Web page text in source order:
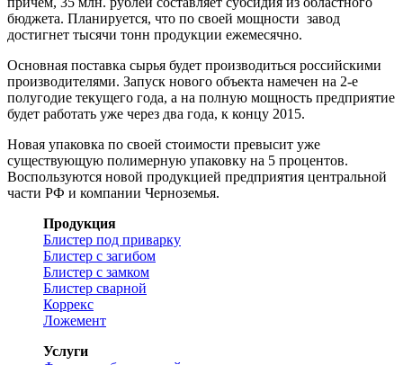
бюджета. Планируется, что по своей мощности завод
достигнет тысячи тонн продукции ежемесячно.
Основная поставка сырья будет производиться российскими
производителями. Запуск нового объекта намечен на 2-е
полугодие текущего года, а на полную мощность предприятие
будет работать уже через два года, к концу 2015.
Новая упаковка по своей стоимости превысит уже
существующую полимерную упаковку на 5 процентов.
Воспользуются новой продукцией предприятия центральной
части РФ и компании Черноземья.
Продукция
Блистер под приварку
Блистер с загибом
Блистер с замком
Блистер сварной
Коррекс
Ложемент
Услуги